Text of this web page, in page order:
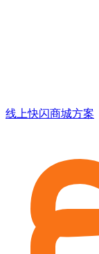
线上快闪商城方案